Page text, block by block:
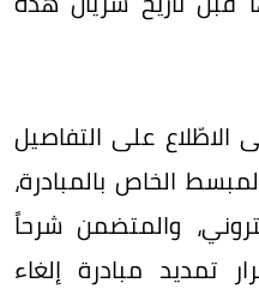
الاطّلاع على التفاصيل
الخاص بالمبادرة،
والمتضمن شرحاً
تمديد مبادرة إلغاء